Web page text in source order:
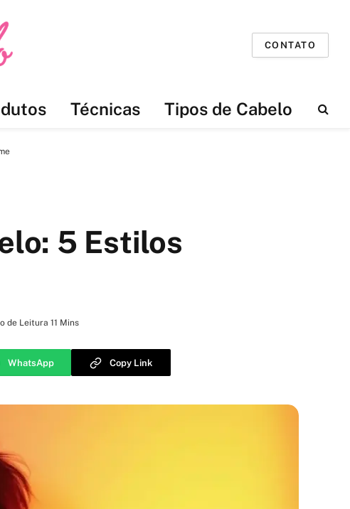
CONTATO
Técnicas Tipos de Cabelo
5 Estilos
de Leitura 11 Mins
WhatsApp Copy Link